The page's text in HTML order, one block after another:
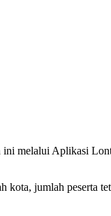
melalui Aplikasi
jumlah peserta